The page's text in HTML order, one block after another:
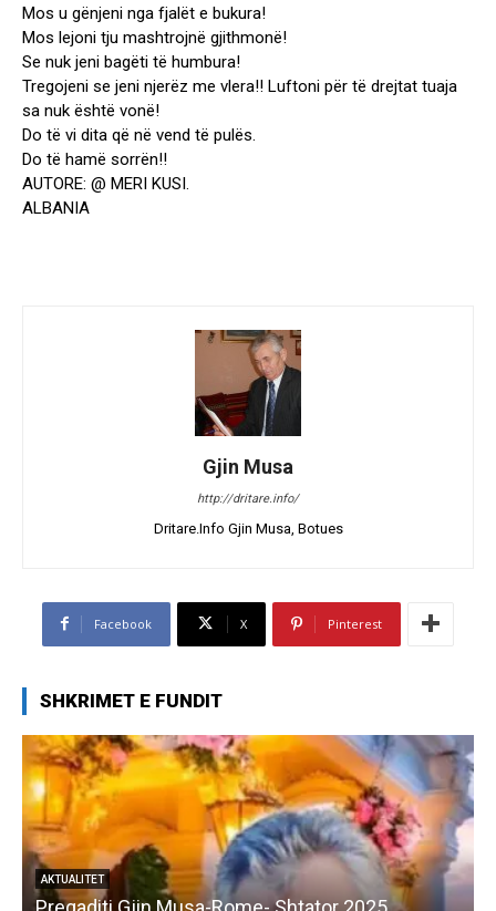
Mos u gënjeni nga fjalët e bukura!
Mos lejoni tju mashtrojnë gjithmonë!
Se nuk jeni bagëti të humbura!
Tregojeni se jeni njerëz me vlera!! Luftoni për të drejtat tuaja
sa nuk është vonë!
Do të vi dita që në vend të pulës.
Do të hamë sorrën!!
AUTORE: @ MERI KUSI.
ALBANIA
Gjin Musa
http://dritare.info/
Dritare.Info Gjin Musa, Botues
Facebook X Pinterest
SHKRIMET E FUNDIT
AKTUALITET